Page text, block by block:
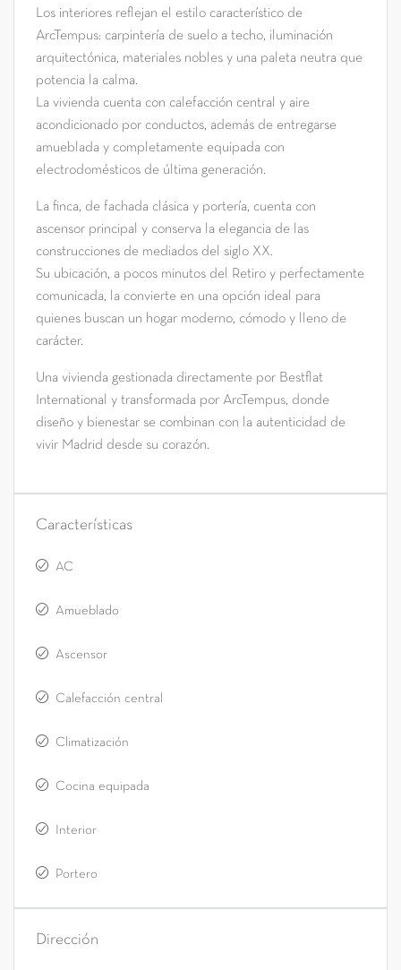
Los interiores reflejan el estilo característico de
ArcTempus: carpintería de suelo a techo, iluminación
arquitectónica, materiales nobles y una paleta neutra que
potencia la calma.
La vivienda cuenta con calefacción central y aire
acondicionado por conductos, además de entregarse
amueblada y completamente equipada con
electrodomésticos de última generación.
La finca, de fachada clásica y portería, cuenta con
ascensor principal y conserva la elegancia de las
construcciones de mediados del siglo XX.
Su ubicación, a pocos minutos del Retiro y perfectamente
comunicada, la convierte en una opción ideal para
quienes buscan un hogar moderno, cómodo y lleno de
carácter.
Una vivienda gestionada directamente por Bestflat
International y transformada por ArcTempus, donde
diseño y bienestar se combinan con la autenticidad de
vivir Madrid desde su corazón.
Características
AC
Amueblado
Ascensor
Calefacción central
Climatización
Cocina equipada
Interior
Portero
Dirección